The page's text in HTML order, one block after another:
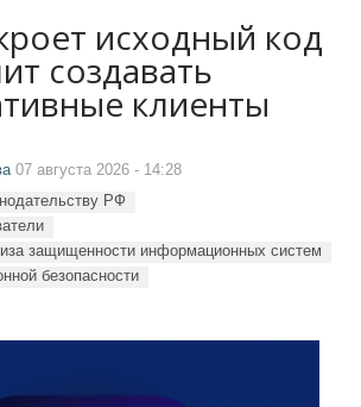
исходный код
создавать
клиенты
07 августа 2026 - 14:28
РФ
защищенности информационных систем
безопасности